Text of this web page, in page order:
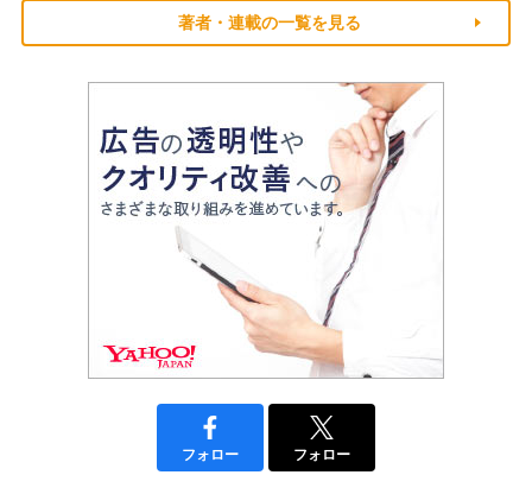
著者・連載の一覧を見る
フォロー フォロー